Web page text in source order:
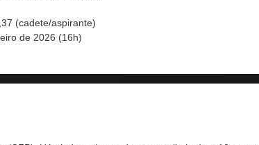
(cadete/aspirante)
de 2026 (16h)